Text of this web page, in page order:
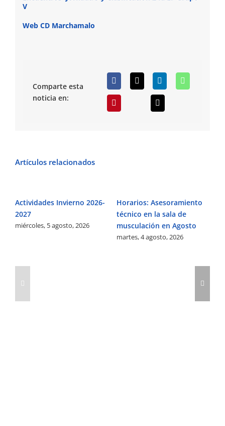
V
Web CD Marchamalo
Comparte esta
noticia en:
Artículos relacionados
Actividades Invierno 2026-
2027
miércoles, 5 agosto, 2026
Horarios: Asesoramiento
técnico en la sala de
musculación en Agosto
martes, 4 agosto, 2026